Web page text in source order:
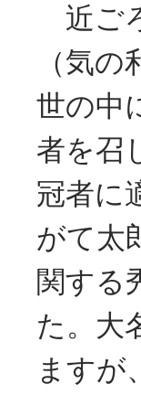
近ご
（気
世の中
者を召
冠者に
がて太
関する
た。大
ますが